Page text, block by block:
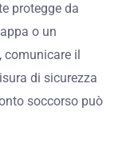
protegge da
o un
comunicare il
di sicurezza
soccorso può